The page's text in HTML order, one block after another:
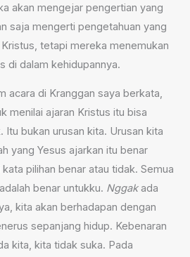
akan mengejar pengertian yang
saja mengerti pengetahuan yang
tetapi mereka menemukan
di dalam kehidupannya.
acara di Kranggan saya berkata,
menilai ajaran Kristus itu bisa
Itu bukan urusan kita. Urusan kita
yang Yesus ajarkan itu benar
kata pilihan benar atau tidak. Semua
benar untukku. Nggakada
kita akan berhadapan dengan
sepanjang hidup. Kebenaran
kita, kita tidak suka. Pada